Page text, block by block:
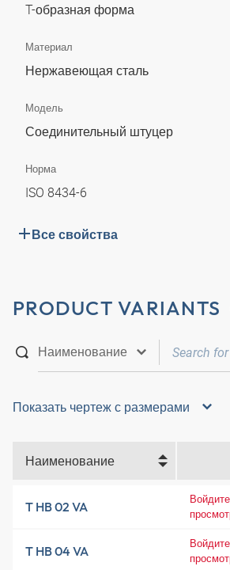
T-образная форма
Материал
Нержавеющая сталь
Модель
Соединительный штуцер
Норма
ISO 8434-6
Все свойства
PRODUCT VARIANTS
Показать чертеж с размерами
Наименование
T HB 02 VA
T HB 04 VA